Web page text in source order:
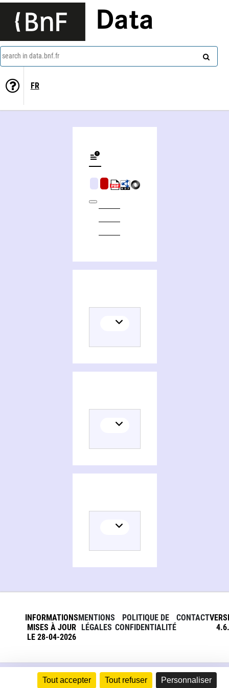
Tout accepter Tout refuser Personnaliser
Data
search in data.bnf.fr
FR
INFORMATIONS
MISES À JOUR
LE 28-04-2026
MENTIONS
LÉGALES
POLITIQUE DE
CONFIDENTIALITÉ
CONTACT